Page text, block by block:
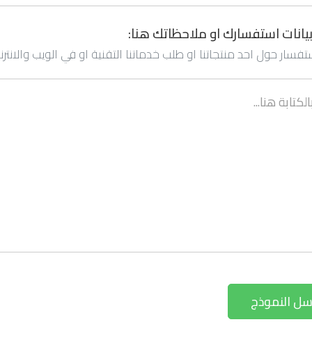
استفسارك او ملاحظاتك هنا:
حول احد منتجاتنا او طلب خدماتنا التقنية او في الويب